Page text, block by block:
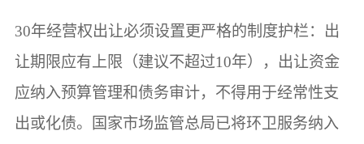
30年经营权出让必须设置更严格的制度护栏：出
让期限应有上限（建议不超过10年），出让资金
应纳入预算管理和债务审计，不得用于经常性支
出或化债。国家市场监管总局已将环卫服务纳入